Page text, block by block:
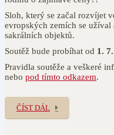
Sloh, který se začal rozvíjet
evropských zemích se
sakrálních objektů.
Soutěž bude probíhat od 1.
Pravidla soutěže a veškeré
nebo pod tímto odkazem.
ČÍST DÁL